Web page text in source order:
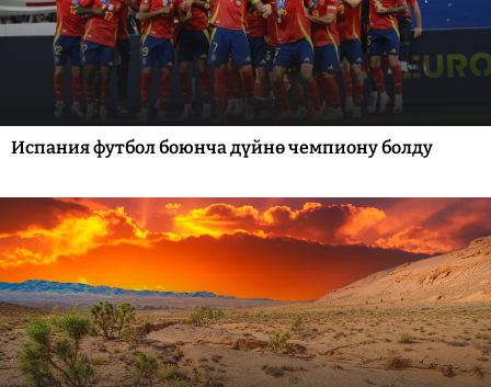
Испания футбол боюнча дүйнө чемпиону болду